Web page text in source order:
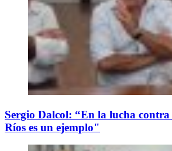
Sergio Dalcol: “En la lucha
Ríos es un ejemplo"